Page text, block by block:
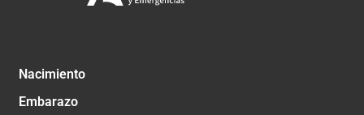
Nacimiento
Embarazo